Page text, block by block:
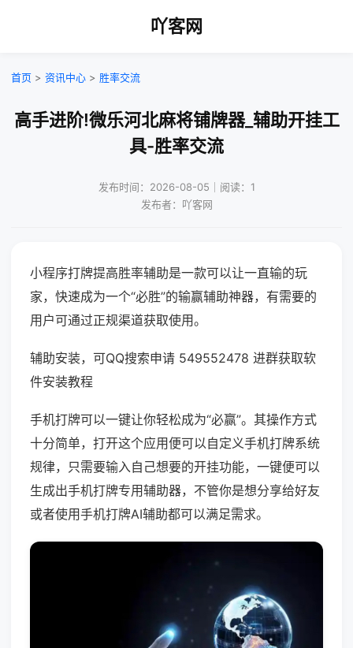
吖客网
首页 > 资讯中心 > 胜率交流
高手进阶!微乐河北麻将铺牌器_辅助开挂工
具-胜率交流
发布时间：2026-08-05｜阅读：1
发布者：吖客网
小程序打牌提高胜率辅助是一款可以让一直输的玩
家，快速成为一个“必胜”的输赢辅助神器，有需要的
用户可通过正规渠道获取使用。
辅助安装，可QQ搜索申请 549552478 进群获取软
件安装教程
手机打牌可以一键让你轻松成为“必赢”。其操作方式
十分简单，打开这个应用便可以自定义手机打牌系统
规律，只需要输入自己想要的开挂功能，一键便可以
生成出手机打牌专用辅助器，不管你是想分享给好友
或者使用手机打牌AI辅助都可以满足需求。